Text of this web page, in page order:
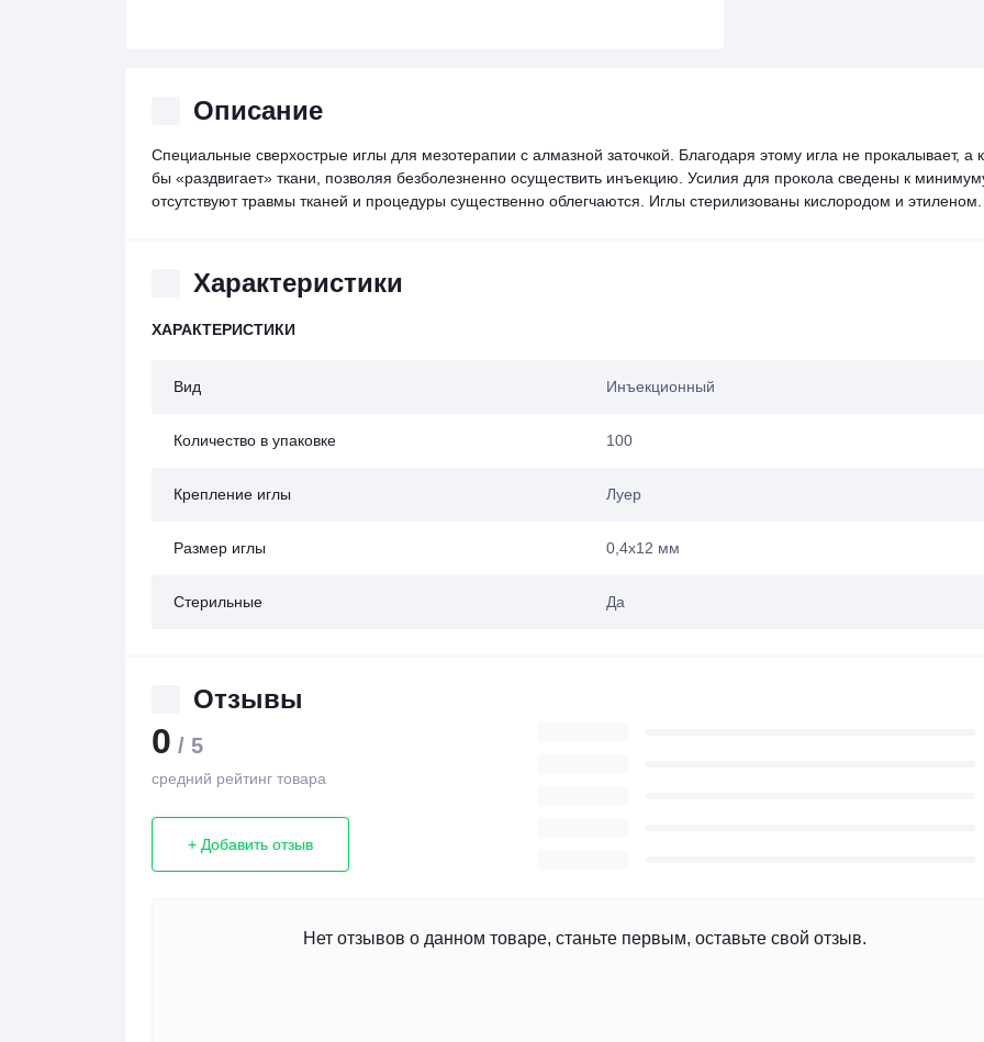
Описание
Специальные сверхострые иглы для мезотерапии с алмазной заточкой. Благодаря этому игла не прокалывает, а
бы «раздвигает» ткани, позволяя безболезненно осуществить инъекцию. Усилия для прокола сведены к
отсутствуют травмы тканей и процедуры существенно облегчаются. Иглы стерилизованы кислородом и
Характеристики
ХАРАКТЕРИСТИКИ
Вид Инъекционный
Количество в упаковке 100
Крепление иглы Луер
Размер иглы 0,4х12 мм
Стерильные Да
Отзывы
0 / 5
средний рейтинг товара
+ Добавить отзыв
Нет отзывов о данном товаре, станьте первым, оставьте свой отзыв.